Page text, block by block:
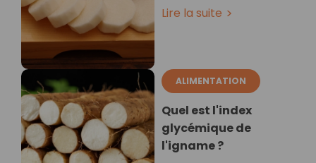
Lire la suite
ALIMENTATION
Quel est l'index
glycémique de
l'igname ?